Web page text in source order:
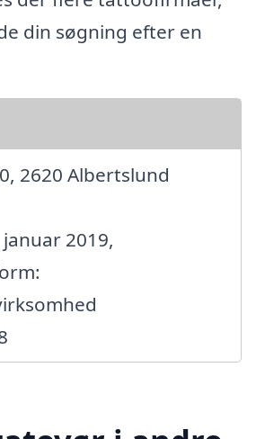
din søgning efter en
2620 Albertslund
2019,